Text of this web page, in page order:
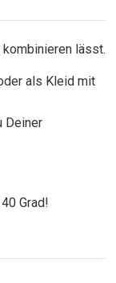
lässt.
als Kleid mit
Deiner
Grad!